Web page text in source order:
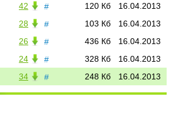
# 16.04.2013
120 Кб
42
#
16.04.2013
103 Кб
28
#
16.04.2013
436 Кб
26
#
16.04.2013
328 Кб
24
#
16.04.2013
248 Кб
34